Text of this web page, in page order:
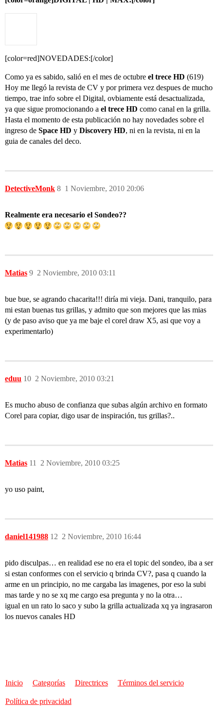
[color=red]NOVEDADES:[/color]
Como ya es sabido, salió en el mes de octubre el trece HD (619)
Hoy me llegó la revista de CV y por primera vez despues de mucho
tiempo, trae info sobre el Digital, ovbiamente está desactualizada,
ya que sigue promocionando a el trece HD como canal en la grilla.
Hasta el momento de esta publicación no hay novedades sobre el
ingreso de Space HD y Discovery HD, ni en la revista, ni en la
guia de canales del deco.
DetectiveMonk 1 Noviembre, 2010 20:06
8
Realmente era necesario el Sondeo??
Matias 2 Noviembre, 2010 03:11
9
bue bue, se agrando chacarita!!! diría mi vieja. Dani, tranquilo, para
mi estan buenas tus grillas, y admito que son mejores que las mias
(y de paso aviso que ya me baje el corel draw X5, asi que voy a
experimentarlo)
eduu 2 Noviembre, 2010 03:21
10
Es mucho abuso de confianza que subas algún archivo en formato
Corel para copiar, digo usar de inspiración, tus grillas?..
Matias 2 Noviembre, 2010 03:25
11
yo uso paint,
daniel141988 2 Noviembre, 2010 16:44
12
pido disculpas… en realidad ese no era el topic del sondeo, iba a ser
si estan conformes con el servicio q brinda CV?, pasa q cuando la
arme en un principio, no me cargaba las imagenes, por eso la subi
mas tarde y no se xq me cargo esa pregunta y no la otra…
igual en un rato lo saco y subo la grilla actualizada xq ya ingrasaron
los nuevos canales HD
Inicio Categorías Directrices Términos del servicio
Política de privacidad